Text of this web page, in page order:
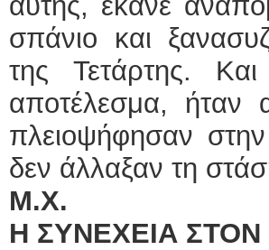
σπάνιο και
της Τετάρτης.
αποτέλεσμα, ήταν
πλειοψήφησαν
δεν άλλαξαν τη
Μ.Χ.
Η ΣΥΝΕΧΕΙΑ